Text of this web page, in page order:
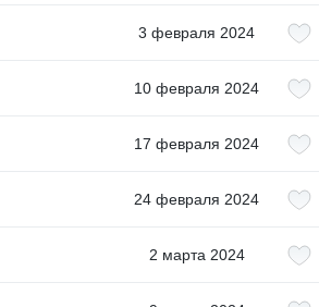
3 февраля 2024
10 февраля 2024
17 февраля 2024
24 февраля 2024
2 марта 2024